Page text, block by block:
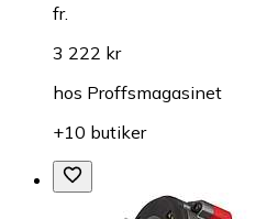
fr.
3 222 kr
hos Proffsmagasinet
+10 butiker